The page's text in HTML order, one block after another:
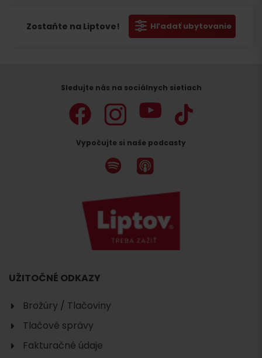
Zostaňte na Liptove! Hľadať ubytovanie
Sledujte nás na sociálnych sietiach
Vypočujte si naše podcasty
UŽITOČNÉ ODKAZY
Brožúry / Tlačoviny
Tlačové správy
Fakturačné údaje